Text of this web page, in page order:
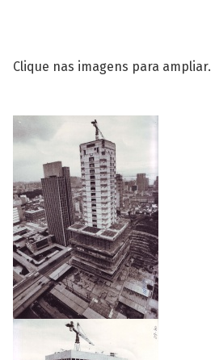
Clique nas imagens para ampliar.